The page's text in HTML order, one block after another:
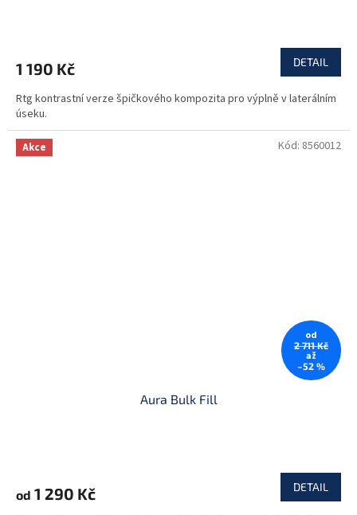
1 190 Kč DETAIL
Rtg kontrastní verze špičkového kompozita pro výplně v laterálním
úseku.
Akce
od
2 711 Kč
až
–52 %
Aura Bulk Fill
od 1 290 Kč DETAIL
Kód: 8560012